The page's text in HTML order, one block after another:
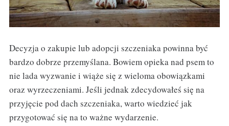
Decyzja o zakupie lub adopcji szczeniaka powinna być
bardzo dobrze przemyślana. Bowiem opieka nad psem to
nie lada wyzwanie i wiąże się z wieloma obowiązkami
oraz wyrzeczeniami. Jeśli jednak zdecydowałeś się na
przyjęcie pod dach szczeniaka, warto wiedzieć jak
przygotować się na to ważne wydarzenie.